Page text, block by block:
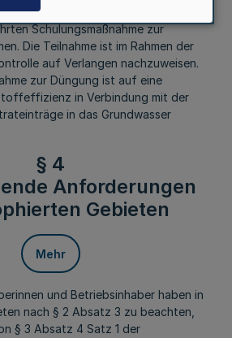
geltenden Fassung zuständigen
Schulungsmaßnahme zur
Die Teilnahme ist im Rahmen der
auf Verlangen nachzuweisen.
zur Düngung ist auf eine
in Verbindung mit der
in das Grundwasser
§ 4
Anforderungen
Gebieten
Mehr
und Betriebsinhaber haben in
nach § 2 Absatz 3 zu beachten,
§ 3 Absatz 4 Satz 1 der